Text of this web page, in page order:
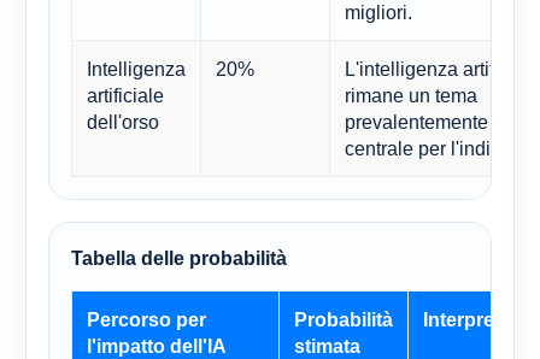
migliori.
Intelligenza
artificiale
dell'orso
20%
L'intelligenza artificiale
rimane un tema
prevalentemente
centrale per l'indice.
Tabella delle probabilità
Percorso per
l'impatto dell'IA
Probabilità
stimata